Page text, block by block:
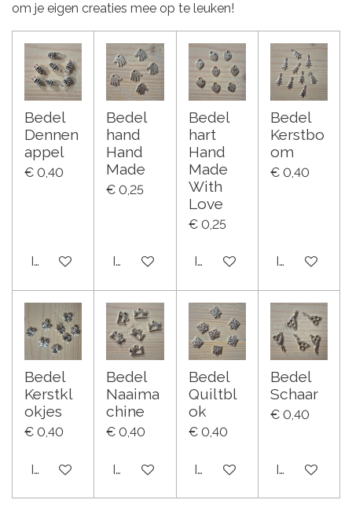
om je eigen creaties mee op te leuken!
Bedel
Dennen
appel
€ 0,40
In winkelwagen
Bedel
hand
Hand
Made
€ 0,25
In winkelwagen
Bedel
hart
Hand
Made
With
Love
€ 0,25
In winkelwagen
Bedel
Kerstbo
om
€ 0,40
In
Bedel
Kerstkl
okjes
€ 0,40
In winkelwagen
Bedel
Naaima
chine
€ 0,40
In winkelwagen
Bedel
Quiltbl
ok
€ 0,40
In winkelwagen
Bedel
Schaar
€ 0,40
In